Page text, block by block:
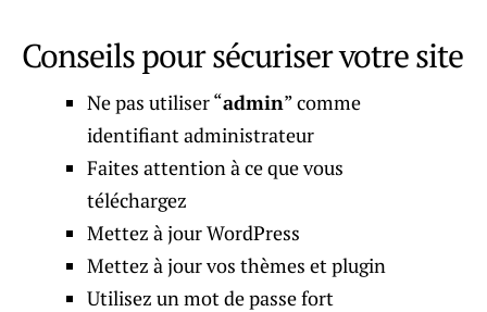
Conseils pour sécuriser votre site
Ne pas utiliser “admin” comme
identifiant administrateur
Faites attention à ce que vous
téléchargez
Mettez à jour WordPress
Mettez à jour vos thèmes et plugin
Utilisez un mot de passe fort